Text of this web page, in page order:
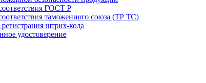
ГОСТ Р
таможенного союза (ТР ТС)
регистрация штрих-кода
удостоверение